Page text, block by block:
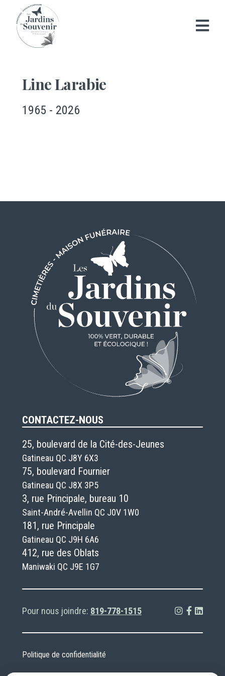
Line Larabie
1965 - 2026
CONTACTEZ-NOUS
25, boulevard de la Cité-des-Jeunes
Gatineau QC J8Y 6X3
75, boulevard Fournier
Gatineau QC J8X 3P5
3, rue Principale, bureau 10
Saint-André-Avellin QC J0V 1W0
181, rue Principale
Gatineau QC J9H 6A6
412, rue des Oblats
Maniwaki QC J9E 1G7
Pour nous joindre: 819-778-1515
Politique de confidentialité